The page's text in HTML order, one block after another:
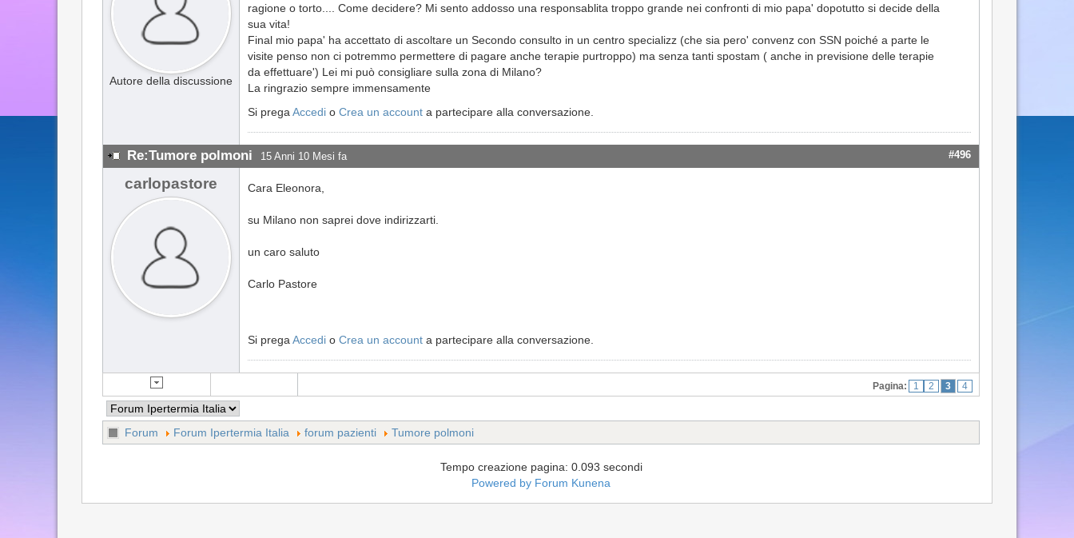
Autore della discussione
ragione o torto.... Come decidere? Mi sento addosso una responsablita troppo grande nei confronti di mio papa' dopotutto si decide della
sua vita!
Final mio papa' ha accettato di ascoltare un Secondo consulto in un centro specializz (che sia pero' convenz con SSN poiché a parte le
visite penso non ci potremmo permettere di pagare anche terapie purtroppo) ma senza tanti spostam ( anche in previsione delle terapie
da effettuare') Lei mi può consigliare sulla zona di Milano?
La ringrazio sempre immensamente
Si prega Accedi o Crea un account a partecipare alla conversazione.
Re:Tumore polmoni 15 Anni 10 Mesi fa #496
carlopastore Cara Eleonora,
su Milano non saprei dove indirizzarti.
un caro saluto
Carlo Pastore
Si prega Accedi o Crea un account a partecipare alla conversazione.
Pagina: 1 2 3 4
Forum Forum Ipertermia Italia forum pazienti Tumore polmoni
Tempo creazione pagina: 0.093 secondi
Powered by Forum Kunena